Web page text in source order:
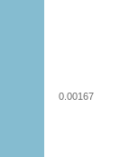
0.00167